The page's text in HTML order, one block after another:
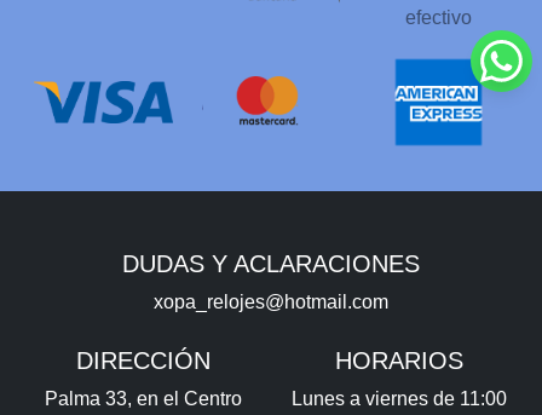
efectivo
DUDAS Y ACLARACIONES
xopa_relojes@hotmail.com
DIRECCIÓN
Palma 33, en el Centro
HORARIOS
Lunes a viernes de 11:00